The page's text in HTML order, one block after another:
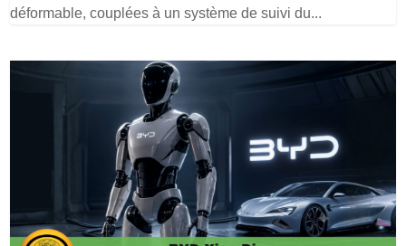
déformable, couplées à un système de suivi du...